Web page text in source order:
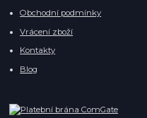
Obchodní podmínky
Vrácení zboží
Kontakty
Blog